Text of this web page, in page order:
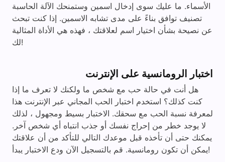
الأسماء. ما عليك سوى إدخال اسمين وستمنحك الآلة الحاسبة
تصنيف توافق بناءً على مدى تشابه الاسمين. إذا كنت تبحث
عن نصيحة بشأن اختيار اسم لعلاقتك ، فهذه هي الأداة المثالية
لك!
اختبار الرومانسية على الإنترنت
هل أنت في حالة حب مع شخص ما ولكنك لا تعرف ما إذا
كنت كذلك؟ استخدم اختبار الحب المجاني عبر الإنترنت هذا
لمعرفة نسبة الحب مع سحقك. الاختبار بسيط ومجهول ، لذلك
لا يوجد خطر من إحراج نفسك أو جذب انتباه أي شخص آخر.
يمكنك حتى أن تأخذه قبل موعدك التالي للتأكد من أن علاقتك
يمكن أن تكون رومانسية. قم بالتسجيل الآن ودع الاختبار يبدأ!